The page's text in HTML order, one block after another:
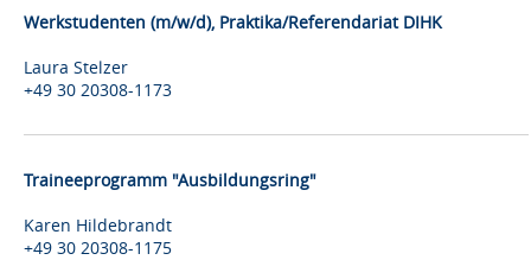
Werkstudenten (m/w/d), Praktika/Referendariat DIHK
Laura Stelzer
+49 30 20308-1173
Traineeprogramm "Ausbildungsring"
Karen Hildebrandt
+49 30 20308-1175